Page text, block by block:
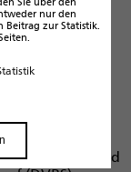
der aufgrund
an die
durch die
und
Dieses
der Blinden- und
nur den
Beitrag zur Statistik.